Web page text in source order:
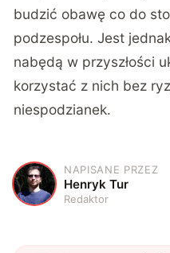
budzić obawę co do
podzespołu. Jest
nabędą w przyszłości
korzystać z nich bez
niespodzianek.
H
NAPISANE PRZEZ
Henryk Tur
Redaktor